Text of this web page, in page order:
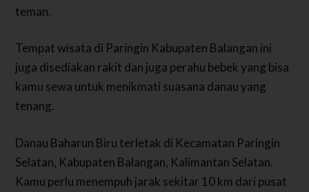
teman.
Tempat wisata di Paringin Kabupaten Balangan ini
juga disediakan rakit dan juga perahu bebek yang bisa
kamu sewa untuk menikmati suasana danau yang
tenang.
Danau Baharun Biru terletak di Kecamatan Paringin
Selatan, Kabupaten Balangan, Kalimantan Selatan.
Kamu perlu menempuh jarak sekitar 10 km dari pusat